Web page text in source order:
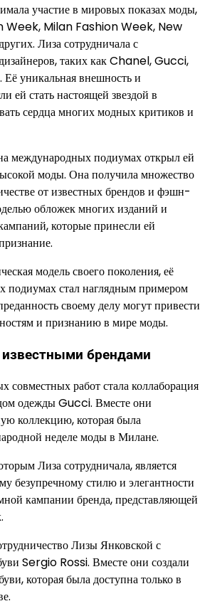
участие в мировых показах моды,
Week, Milan Fashion Week, New
Лиза сотрудничала с
таких как Chanel, Gucci,
уникальная внешность и
ей стать настоящей звездой в
сердца многих модных критиков и
международных подиумах открыл ей
моды. Она получила множество
от известных брендов и фэшн-
обложек многих изданий и
которые принесли ей
модель своего поколения, её
подиумах стал наглядным примером
своему делу могут привести
и признанию в мире моды.
известными брендами
совместных работ стала коллаборация
одежды Gucci. Вместе они
коллекцию, которая была
неделе моды в Милане.
Лиза сотрудничала, является
безупречному стилю и элегантности
кампании бренда, представляющей
Лизы Янковской с
Sergio Rossi. Вместе они создали
которая была доступна только в